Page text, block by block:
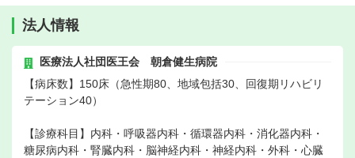
法人情報
医療法人社団医王会 朝倉健生病院
【病床数】150床（急性期80、地域包括30、回復期リハビリ
テーション40）
【診療科目】内科・呼吸器内科・循環器内科・消化器内科・
糖尿病内科・腎臓内科・脳神経内科・神経内科・外科・心臓